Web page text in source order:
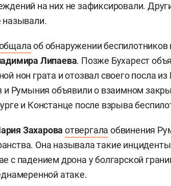
на них не зафиксировали.
называли.
об обнаружении беспилотников
Липаева. Позже Бухарест
нон грата и отозвал своего посла
и Румыния объявили о взаимном
и Констанце после взрыва
Захарова отвергала обвинения
Она называла такие инциденты
с падением дрона у болгарской
атаке.